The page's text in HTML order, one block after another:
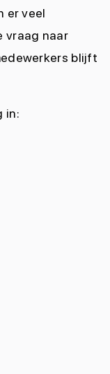
er veel
vraag naar
blijft
in: